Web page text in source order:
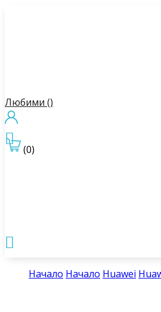
Любими ()
(0)


Начало Начало Huawei